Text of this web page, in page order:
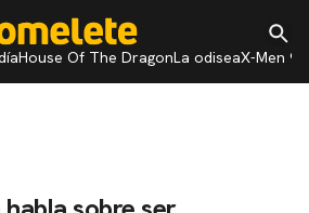
House Of The DragonLa odiseaX-Men 97